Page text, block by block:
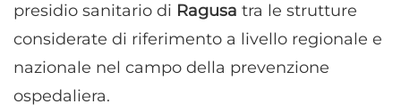
presidio sanitario di Ragusa tra le strutture
considerate di riferimento a livello regionale e
nazionale nel campo della prevenzione
ospedaliera.